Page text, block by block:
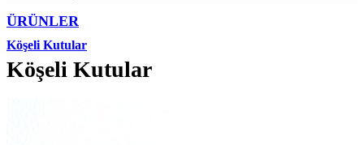
ÜRÜNLER
Köşeli Kutular
Köşeli Kutular